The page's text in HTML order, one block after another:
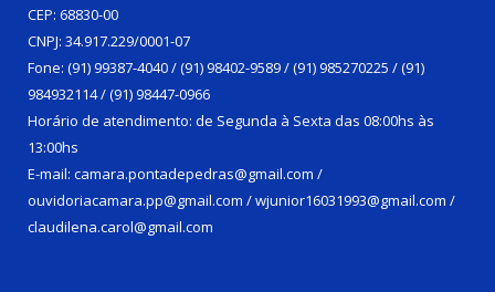
CEP: 68830-00
CNPJ: 34.917.229/0001-07
Fone: (91) 99387-4040 / (91) 98402-9589 / (91) 985270225 / (91)
984932114 / (91) 98447-0966
Horário de atendimento: de Segunda à Sexta das 08:00hs às
13:00hs
E-mail: camara.pontadepedras@gmail.com /
ouvidoriacamara.pp@gmail.com / wjunior16031993@gmail.com /
claudilena.carol@gmail.com